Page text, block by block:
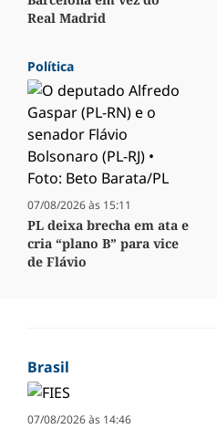
Real Madrid
Política
07/08/2026 às 15:11
PL deixa brecha em ata e
cria “plano B” para vice
de Flávio
Brasil
07/08/2026 às 14:46